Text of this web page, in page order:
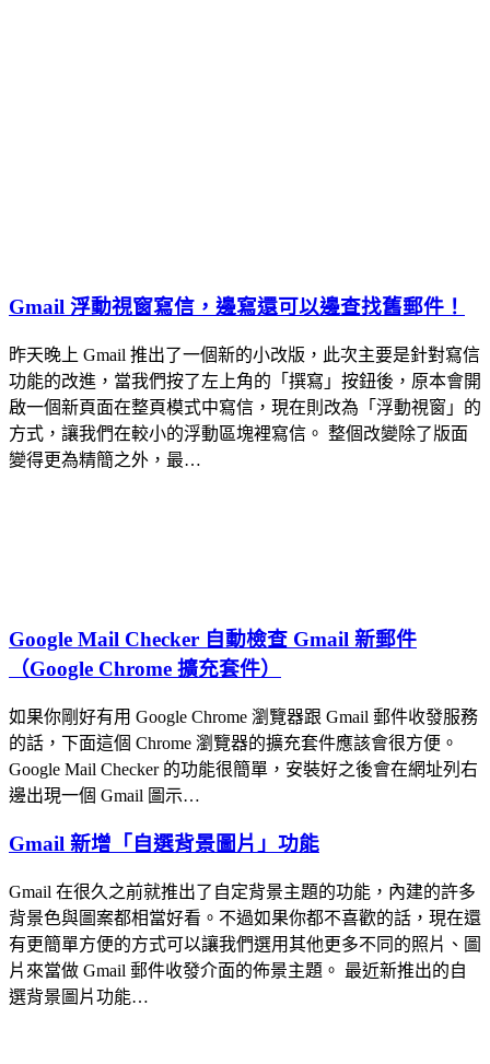
Gmail 浮動視窗寫信，邊寫還可以邊查找舊郵件！
昨天晚上 Gmail 推出了一個新的小改版，此次主要是針對寫信
功能的改進，當我們按了左上角的「撰寫」按鈕後，原本會開
啟一個新頁面在整頁模式中寫信，現在則改為「浮動視窗」的
方式，讓我們在較小的浮動區塊裡寫信。 整個改變除了版面
變得更為精簡之外，最…
Google Mail Checker 自動檢查 Gmail 新郵件
（Google Chrome 擴充套件）
如果你剛好有用 Google Chrome 瀏覽器跟 Gmail 郵件收發服務
的話，下面這個 Chrome 瀏覽器的擴充套件應該會很方便。
Google Mail Checker 的功能很簡單，安裝好之後會在網址列右
邊出現一個 Gmail 圖示…
Gmail 新增「自選背景圖片」功能
Gmail 在很久之前就推出了自定背景主題的功能，內建的許多
背景色與圖案都相當好看。不過如果你都不喜歡的話，現在還
有更簡單方便的方式可以讓我們選用其他更多不同的照片、圖
片來當做 Gmail 郵件收發介面的佈景主題。 最近新推出的自
選背景圖片功能…